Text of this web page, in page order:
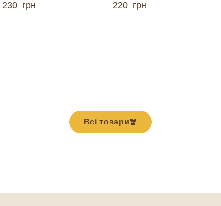
230 грн 220 грн
Всі товари